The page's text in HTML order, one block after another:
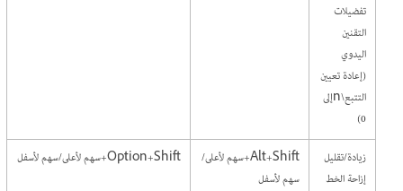
تفضيلات
(إعادة تعيين
التتبع\nإلى
زيادة/تقليل
إزاحة الخط
Alt+Shift+سهم لأعلى/
سهم لأسفل
Option+Shift+سهم لأعلى/سهم لأسفل